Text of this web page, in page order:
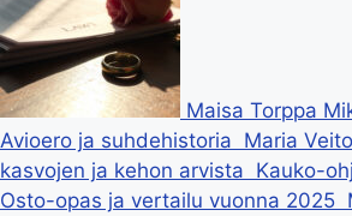
Maisa Torppa
Avioero ja suhdehistoria Maria
kasvojen ja kehon arvista Kauko-
Osto-opas ja vertailu vuonna 2025